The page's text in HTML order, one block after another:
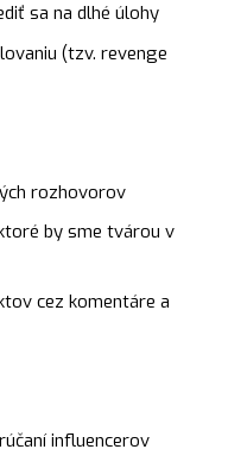
sa na dlhé úlohy
(tzv. revenge
rozhovorov
by sme tvárou v
cez komentáre a
influencerov